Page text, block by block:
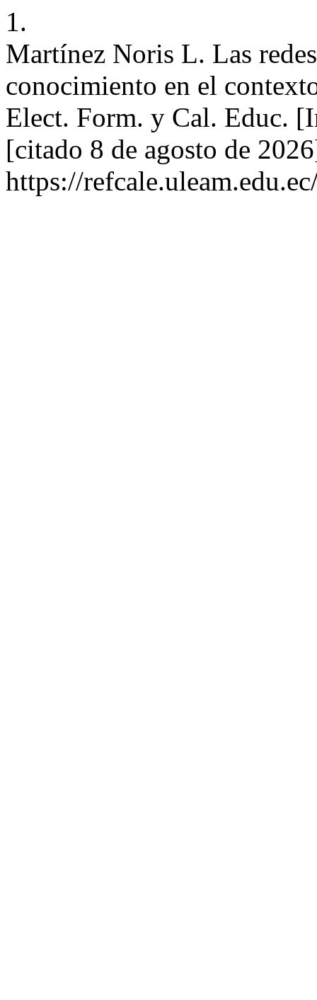
1.
Martínez Noris L. Las
conocimiento en el
Elect. Form. y Cal. Educ.
[citado 8 de agosto de
https://